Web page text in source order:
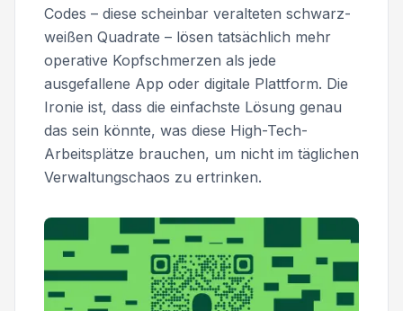
Codes – diese scheinbar veralteten schwarz-
weißen Quadrate – lösen tatsächlich mehr
operative Kopfschmerzen als jede
ausgefallene App oder digitale Plattform. Die
Ironie ist, dass die einfachste Lösung genau
das sein könnte, was diese High-Tech-
Arbeitsplätze brauchen, um nicht im täglichen
Verwaltungschaos zu ertrinken.